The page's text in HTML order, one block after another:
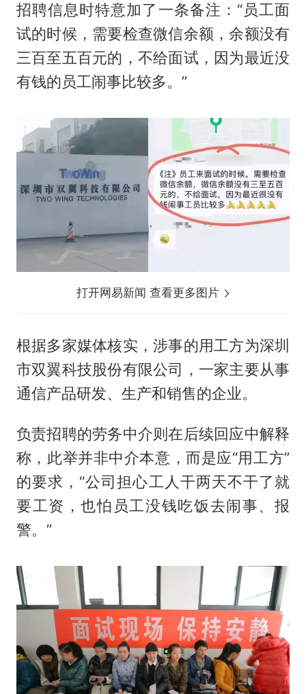
招聘信息时特意加了一条备注：“员工面
试的时候，需要检查微信余额，余额没有
三百至五百元的，不给面试，因为最近没
有钱的员工闹事比较多。”
打开网易新闻 查看更多图片
根据多家媒体核实，涉事的用工方为深圳
市双翼科技股份有限公司，一家主要从事
通信产品研发、生产和销售的企业。
负责招聘的劳务中介则在后续回应中解释
称，此举并非中介本意，而是应“用工方”
的要求，“公司担心工人干两天不干了就
要工资，也怕员工没钱吃饭去闹事、报
警。”